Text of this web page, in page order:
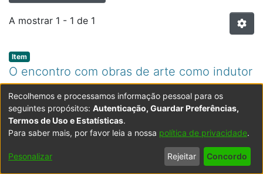
A mostrar 1 - 1 de 1
Item type:
Item,
O encontro com obras de arte como indutor
motivacional e construtor da autonomia no
estudo das artes visuais
(2024)Cipriano, Laura Beatriz Vicente
Ciências Sociais, Educação e Administração;SOUSA,
OSCAR CONCEIÇÃO DE
O presente relatório diz respeito a uma investigação-
ação no âmbito de um estágio profissionalizante que
decorreu na Escola Secundária de Sá da Bandeira, em
Recolhemos e processamos informação pessoal para os
seguintes propósitos: Autenticação, Guardar Preferências,
Termos de Uso e Estatísticas.
Para saber mais, por favor leia a nossa política de privacidade.
Pesonalizar Rejeitar Concordo